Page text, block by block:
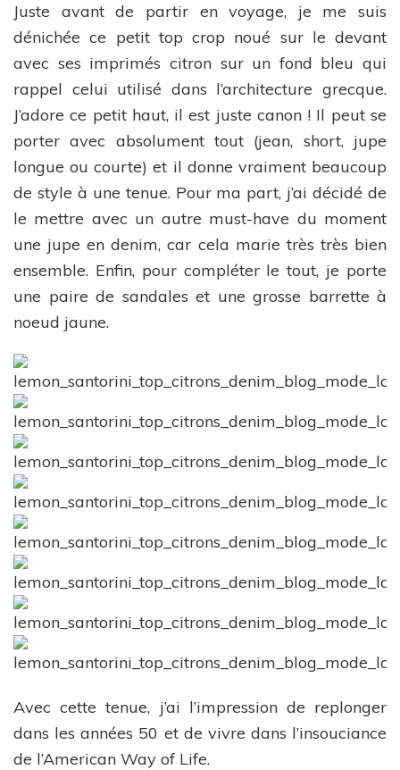
Juste avant de partir en voyage, je me suis
dénichée ce petit top crop noué sur le devant
avec ses imprimés citron sur un fond bleu qui
rappel celui utilisé dans l’architecture grecque.
J’adore ce petit haut, il est juste canon ! Il peut se
porter avec absolument tout (jean, short, jupe
longue ou courte) et il donne vraiment beaucoup
de style à une tenue. Pour ma part, j’ai décidé de
le mettre avec un autre must-have du moment
une jupe en denim, car cela marie très très bien
ensemble. Enfin, pour compléter le tout, je porte
une paire de sandales et une grosse barrette à
noeud jaune.
Avec cette tenue, j’ai l’impression de replonger
dans les années 50 et de vivre dans l’insouciance
de l’American Way of Life.